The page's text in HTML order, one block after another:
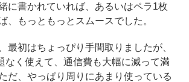
に書かれていれば、あるいはペラ1枚
、もっともっとスムースでした。
初はちょっぴり手間取りましたが、
なく使えて、通信費も大幅に減って満
だ、やっぱり周りにあまり使っている